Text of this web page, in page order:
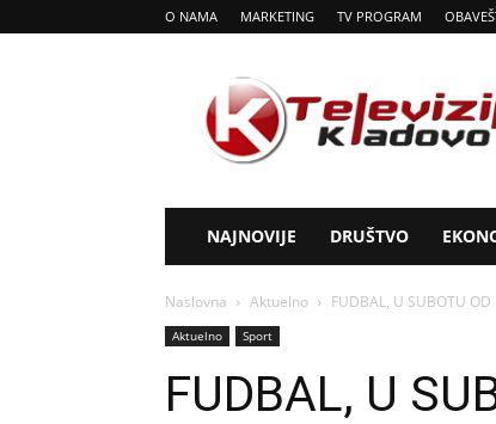
O NAMA MARKETING TV PROGRAM
Tv
Kladovo
NAJNOVIJE DRUŠTVO
Naslovna Aktuelno FUDBAL, U SUBOTU
Aktuelno Sport
FUDBAL, U